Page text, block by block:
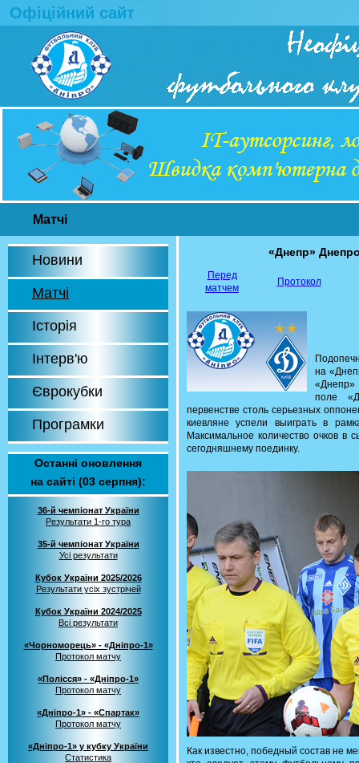
Офіційний сайт
Матчі
Новини
Матчі
Історія
Інтерв'ю
Єврокубки
Програмки
Останні оновлення
на сайті (03 серпня):
36-й чемпіонат України
Результати 1-го тура
35-й чемпіонат України
Усі результати
Кубок України 2025/2026
Результати усіх зустрічей
Кубок України 2024/2025
Всі результати
«Чорноморець» - «Дніпро-1»
Протокол матчу
«Полісся» - «Дніпро-1»
Протокол матчу
«Дніпро-1» - «Спартак»
Протокол матчу
«Дніпро-1» у кубку України
Статистика
«Днепр»
Перед
матчем
Протокол
на
«Днепр»
поле
первенстве столь серьезных
киевляне успели выиграть в
Максимальное количество очков в
сегодняшнему поединку.
Как известно, победный состав не